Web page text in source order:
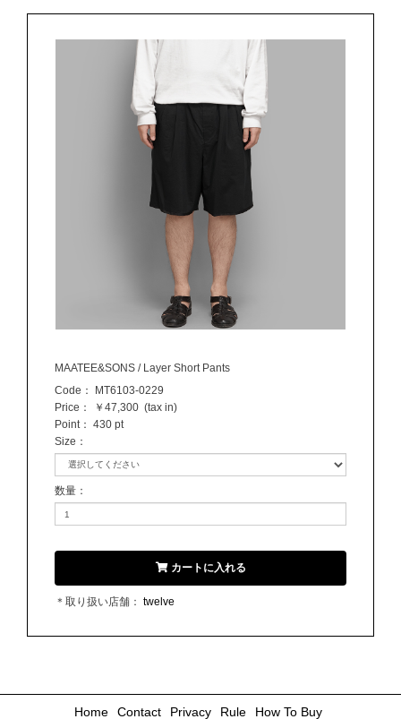
MAATEE&SONS / Layer Short Pants
Code：
MT6103-0229
Price：
￥47,300 (tax in)
Point： 430 pt
Size ：
数量 ：
カートに入れる
＊取り扱い店舗： twelve
Home Contact Privacy Rule How To Buy